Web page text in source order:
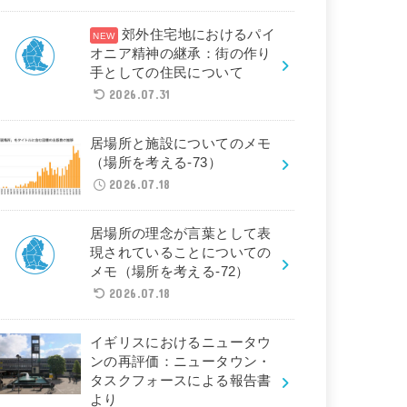
郊外住宅地におけるパイ
オニア精神の継承：街の作り
手としての住民について
2026.07.31
居場所と施設についてのメモ
（場所を考える-73）
2026.07.18
居場所の理念が言葉として表
現されていることについての
メモ（場所を考える-72）
2026.07.18
イギリスにおけるニュータウ
ンの再評価：ニュータウン・
タスクフォースによる報告書
より